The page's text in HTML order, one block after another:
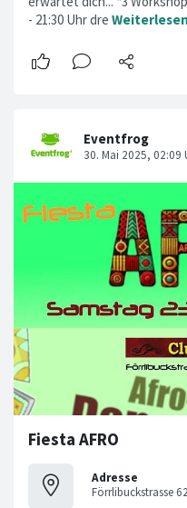
- 21:30 Uhr dre
Fiesta AFRO
Adresse
Förrlibuckstrasse